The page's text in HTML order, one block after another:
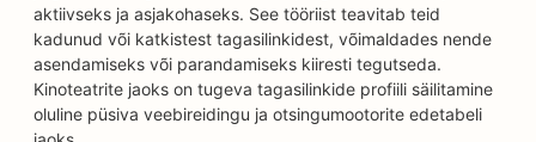
aktiivseks ja asjakohaseks. See tööriist teavitab teid
kadunud või katkistest tagasilinkidest, võimaldades nende
asendamiseks või parandamiseks kiiresti tegutseda.
Kinoteatrite jaoks on tugeva tagasilinkide profiili säilitamine
oluline püsiva veebireidingu ja otsingumootorite edetabeli